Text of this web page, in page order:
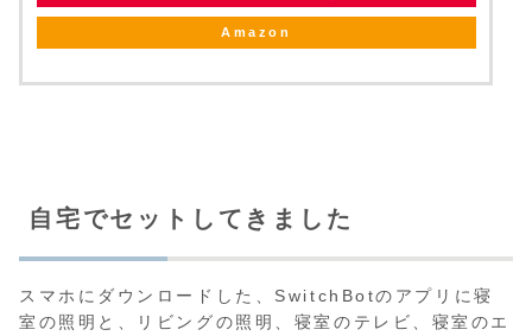
Amazon
自宅でセットしてきました
スマホにダウンロードした、SwitchBotのアプリに寝
室の照明と、リビングの照明、寝室のテレビ、寝室のエ